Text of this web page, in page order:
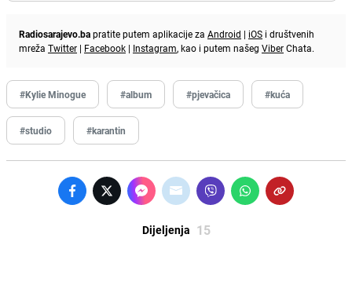
Radiosarajevo.bapratite putem aplikacije za Android | iOS i društvenih
mreža Twitter | Facebook | Instagram, kao i putem našeg ViberChata.
#Kylie Minogue #album #pjevačica #kuća
#studio #karantin
Dijeljenja 15